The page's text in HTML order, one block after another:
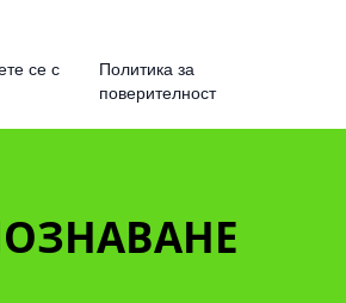
се с
Политика за
поверителност